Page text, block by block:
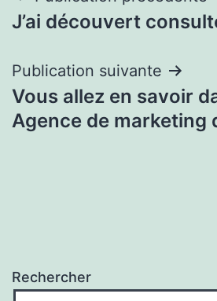
de
l’article
J’ai découvert
Publication suivante
Vous allez en savoir
Agence de marketing
Rechercher